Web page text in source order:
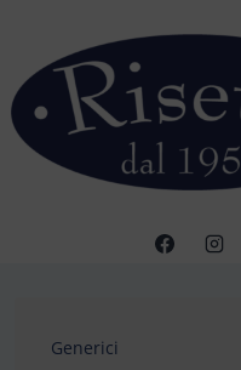
contenuto
principale
Generici